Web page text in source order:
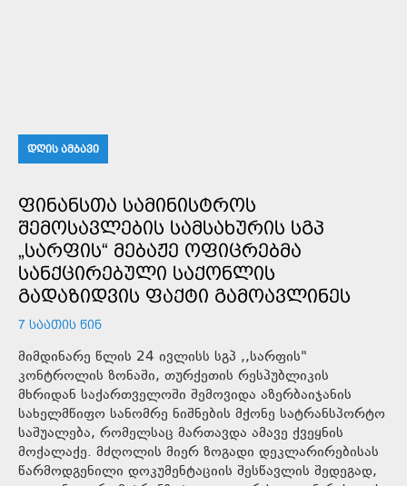
ᲓᲦᲘᲡ ᲐᲛᲑᲐᲕᲘ
ᲤᲘᲜᲐᲜᲡᲗᲐ ᲡᲐᲛᲘᲜᲘᲡᲢᲠᲝᲡ
ᲨᲔᲛᲝᲡᲐᲕᲚᲔᲑᲘᲡ ᲡᲐᲛᲡᲐᲮᲣᲠᲘᲡ ᲡᲒᲞ
„ᲡᲐᲠᲤᲘᲡ“ ᲛᲔᲑᲐᲟᲔ ᲝᲤᲘᲪᲠᲔᲑᲛᲐ
ᲡᲐᲜᲥᲪᲘᲠᲔᲑᲣᲚᲘ ᲡᲐᲥᲝᲜᲚᲘᲡ
ᲒᲐᲓᲐᲖᲘᲓᲕᲘᲡ ᲤᲐᲥᲢᲘ ᲒᲐᲛᲝᲐᲕᲚᲘᲜᲔᲡ
7 ᲡᲐᲐᲗᲘᲡ ᲬᲘᲜ
მიმდინარე წლის 24 ივლისს სგპ ,,სარფის"
კონტროლის ზონაში, თურქეთის რესპუბლიკის
მხრიდან საქართველოში შემოვიდა აზერბაიჯანის
სახელმწიფო სანომრე ნიშნების მქონე სატრანსპორტო
საშუალება, რომელსაც მართავდა ამავე ქვეყნის
მოქალაქე. მძღოლის მიერ ზოგადი დეკლარირებისას
წარმოდგენილი დოკუმენტაციის შესწავლის შედეგად,